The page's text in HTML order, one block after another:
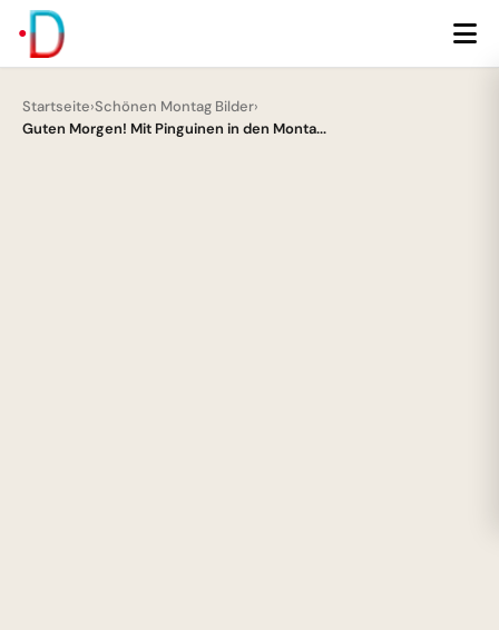
Startseite›Schönen Montag Bilder›
Guten Morgen! Mit Pinguinen in den Monta...